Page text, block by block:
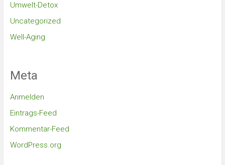
Umwelt-Detox
Uncategorized
Well-Aging
Meta
Anmelden
Eintrags-Feed
Kommentar-Feed
WordPress.org